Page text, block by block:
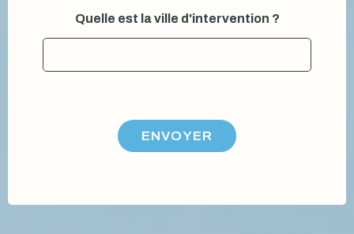
Quelle est la ville d'intervention ?
ENVOYER